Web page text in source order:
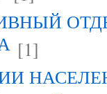
[1]